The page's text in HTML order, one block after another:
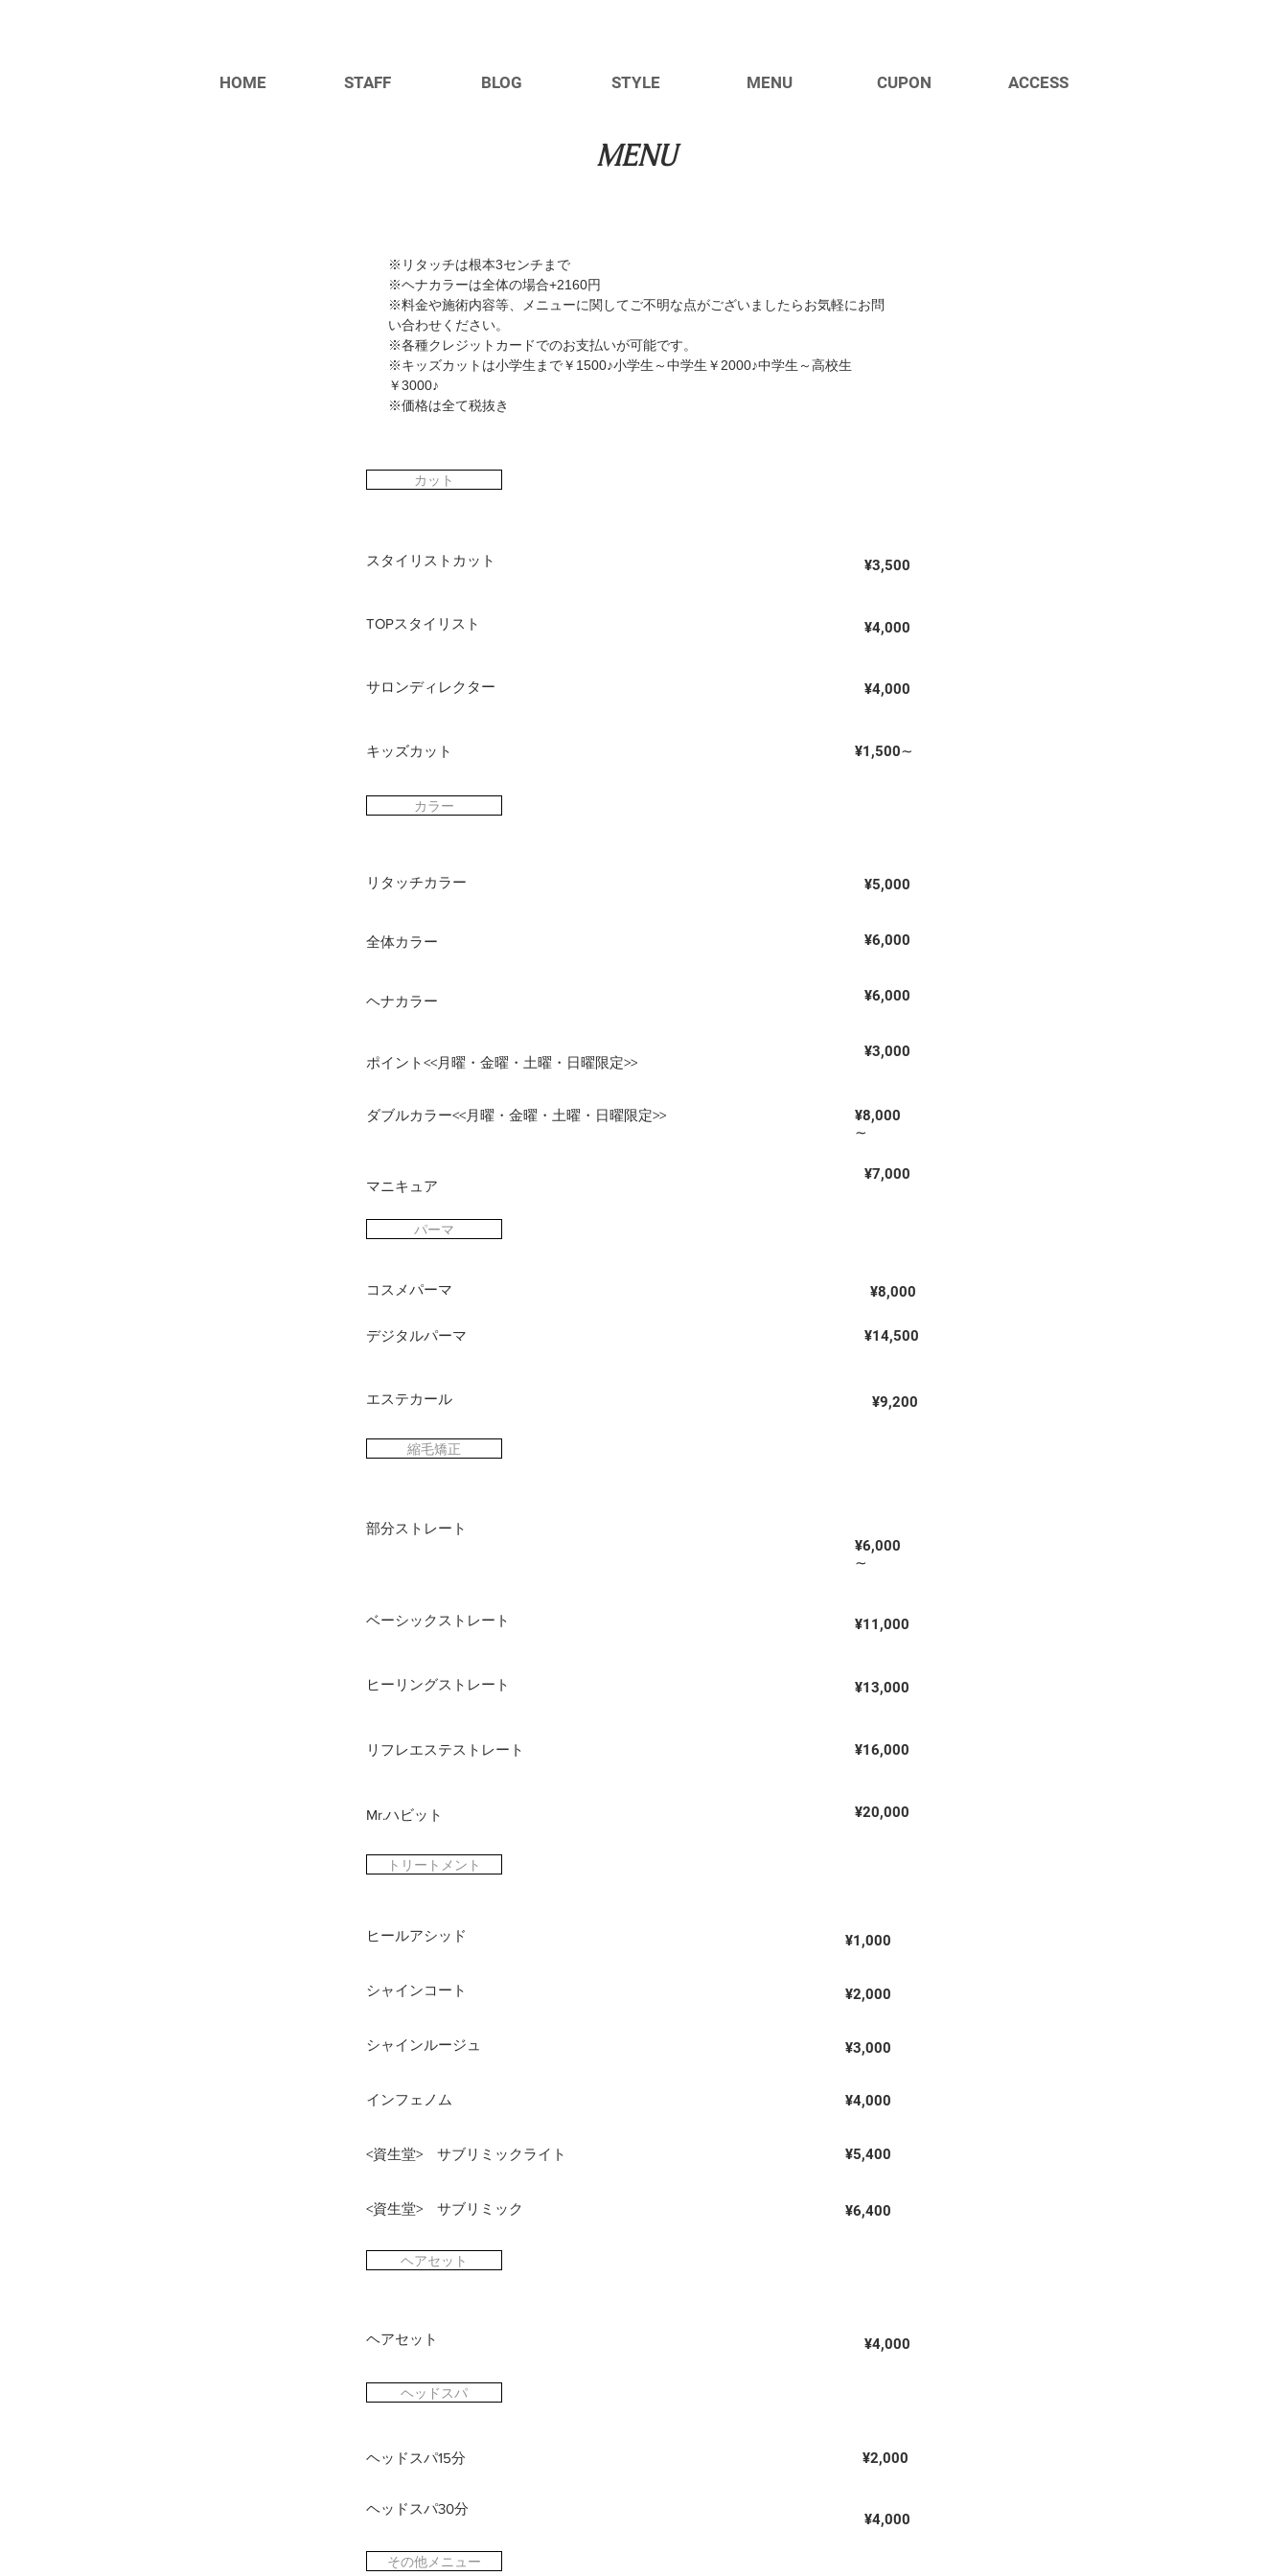
HOME STAFF BLOG MENU
STYLE CUPON ACCESS
MENU
※リタッチは根本3センチまで
※ヘナカラーは全体の場合+2160円
※料金や施術内容等、メニューに関してご不明な点がございましたらお気軽にお問
い合わせください。
​※各種クレジットカードでのお支払いが可能です。
​※キッズカットは小学生まで￥1500♪小学生～中学生￥2000♪中学生～高校生
￥3000♪
​※価格は全て税抜き
カット
スタイリストカット
TOPスタイリスト
サロンディレクター
キッズカット
¥3,500
¥4,000
¥4,000
¥1,500∼
カラー
リタッチカラー
全体カラー
ヘナカラー
ポイント<<月曜・金曜・土曜・日曜限定>>
ダブルカラー<<月曜・金曜・土曜・日曜限定>>
マニキュア
¥5,000
¥6,000
¥6,000
¥3,000
¥8,000
∼
¥7,000
パーマ
コスメパーマ
デジタルパーマ
エステカール
¥8,000
¥14,500
​¥9,200
縮毛矯正
部分ストレート
ベーシックストレート
ヒーリングストレート
リフレエステストレート
Mr.ハビット
¥6,000
∼
​¥11,000
​¥13,000
​¥16,000
​¥20,000
トリートメント
ヒールアシッド
シャインコート
シャインルージュ
インフェノム
<資生堂> サブリミックライト
<資生堂> サブリミック
¥1,000
¥2,000
​¥3,000
​¥4,000
​¥5,400
​¥6,400
ヘアセット
ヘアセット ​¥4,000
ヘッドスパ
ヘッドスパ15分
ヘッドスパ30分
​¥2,000
​¥4,000
その他メニュー